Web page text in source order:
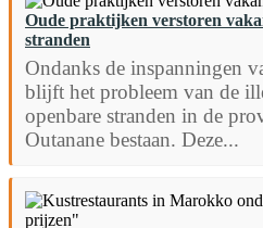
Oude praktijken verstoren
stranden
Ondanks de inspanningen
blijft het probleem van de
openbare stranden in de
Outanane bestaan. Deze...